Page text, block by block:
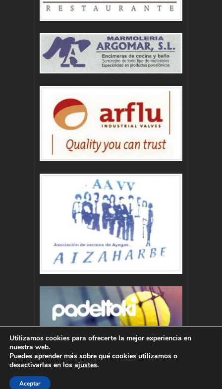
Autor : Pablo Momoitio - pablo@momoitio.com
Utilizamos cookies para ofrecerte la mejor experiencia en
nuestra web.
Puedes aprender más sobre qué cookies utilizamos o
desactivarlas en los ajustes.
Aceptar